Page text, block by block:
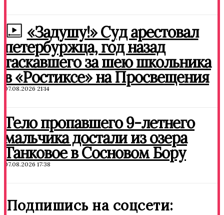
«Задушу!» Суд арестовал
петербуржца, год назад
таскавшего за шею школьника
в «Ростиксе» на Просвещения
07.08.2026 21:14
Тело пропавшего 9-летнего
мальчика достали из озера
Танковое в Сосновом Бору
07.08.2026 17:38
Подпишись на соцсети: